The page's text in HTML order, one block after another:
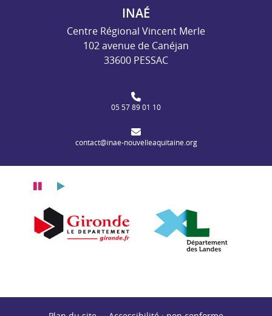
INAÉ
Centre Régional Vincent Merle
102 avenue de Canéjan
33600 PESSAC
05 57 89 01 10
contact@inae-nouvelleaquitaine.org
PauseLecture
Nouvelle-AquitaineDépartement de la Gironde
Département des